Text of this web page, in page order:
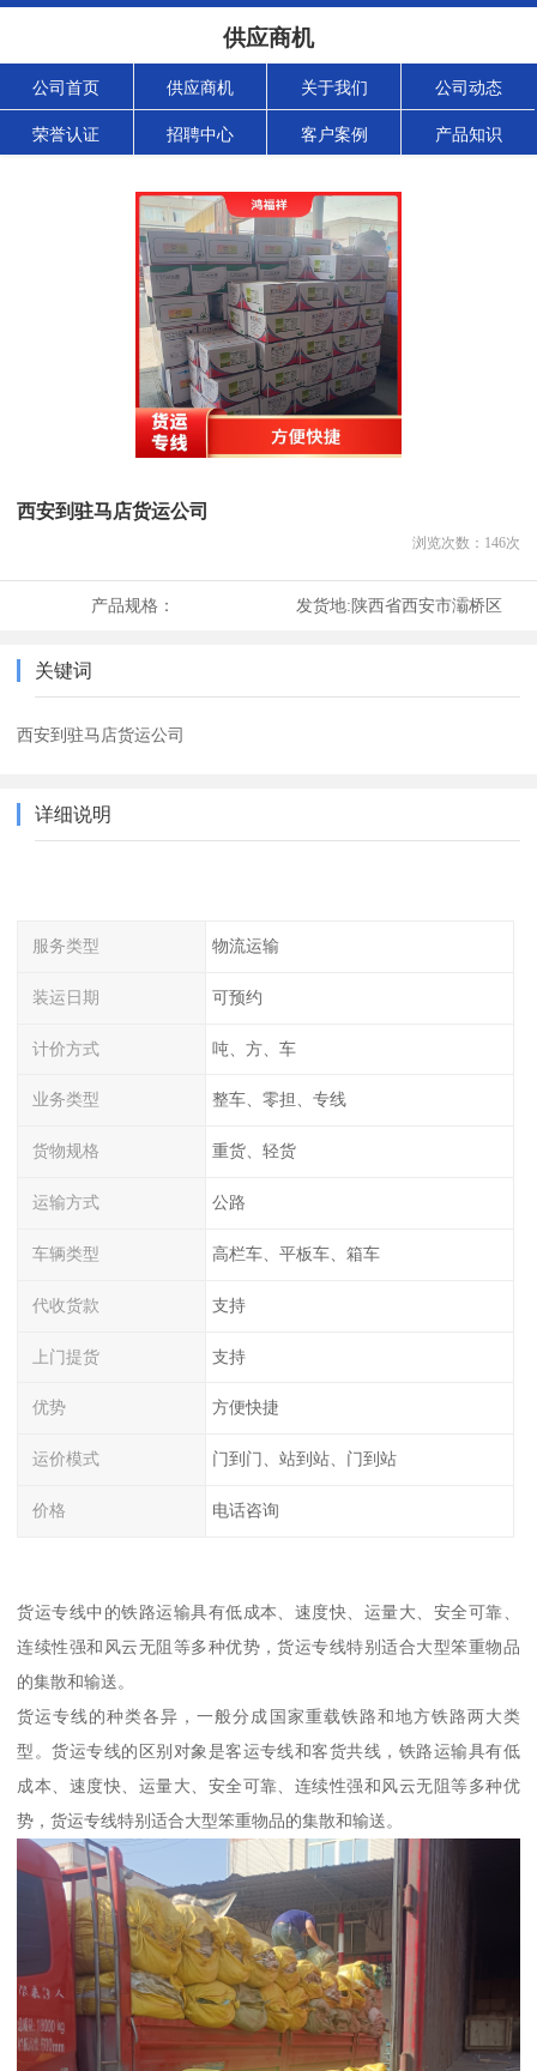
供应商机
公司首页 供应商机 关于我们 公司动态
荣誉认证 招聘中心 客户案例 产品知识
西安到驻马店货运公司
浏览次数： 146次
产品规格： 发货地:陕西省西安市灞桥区
关键词
西安到驻马店货运公司
详细说明
服务类型 物流运输
装运日期 可预约
计价方式 吨、方、车
业务类型 整车、零担、专线
货物规格 重货、轻货
运输方式 公路
车辆类型 高栏车、平板车、箱车
代收货款 支持
上门提货 支持
优势 方便快捷
运价模式 门到门、站到站、门到站
价格 电话咨询
货运专线中的铁路运输具有低成本、速度快、运量大、安全可靠、
连续性强和风云无阻等多种优势，货运专线特别适合大型笨重物品
的集散和输送。
货运专线的种类各异，一般分成国家重载铁路和地方铁路两大类
型。货运专线的区别对象是客运专线和客货共线，铁路运输具有低
成本、速度快、运量大、安全可靠、连续性强和风云无阻等多种优
势，货运专线特别适合大型笨重物品的集散和输送。